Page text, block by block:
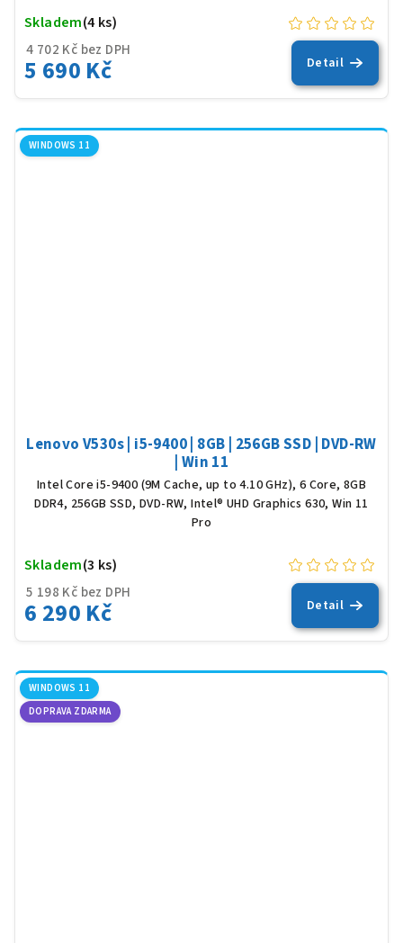
4 702 Kč bez DPH
5 690 Kč
Skladem(4 ks)
Detail
WINDOWS 11
Lenovo V530s | i5-9400 | 8GB | 256GB SSD | DVD-RW
| Win 11
Intel Core i5-9400 (9M Cache, up to 4.10 GHz), 6 Core, 8GB
DDR4, 256GB SSD, DVD-RW, Intel® UHD Graphics 630, Win 11
Pro
5 198 Kč bez DPH
6 290 Kč
Skladem(3 ks)
Detail
WINDOWS 11
DOPRAVA ZDARMA